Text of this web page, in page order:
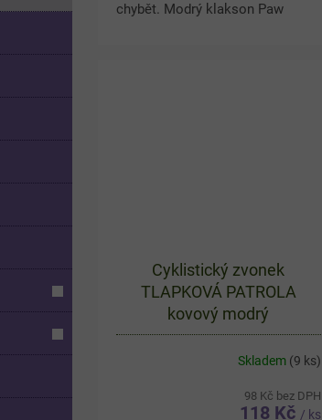
chybět. Modrý klakson Paw
Cyklistický zvonek
TLAPKOVÁ PATROLA
kovový modrý
Skladem (9 ks)
98 Kč bez DPH
118 Kč / ks